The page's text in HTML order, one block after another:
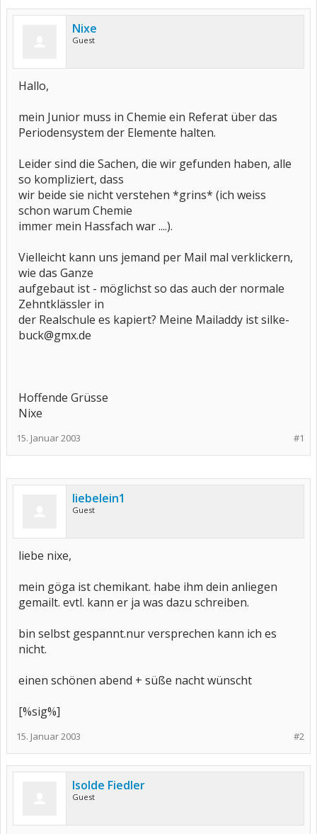
Nixe
Guest
Hallo,
mein Junior muss in Chemie ein Referat über das
Periodensystem der Elemente halten.
Leider sind die Sachen, die wir gefunden haben, alle
so kompliziert, dass
wir beide sie nicht verstehen *grins* (ich weiss
schon warum Chemie
immer mein Hassfach war ....).
Vielleicht kann uns jemand per Mail mal verklickern,
wie das Ganze
aufgebaut ist - möglichst so das auch der normale
Zehntklässler in
der Realschule es kapiert? Meine Mailaddy ist silke-
buck@gmx.de
Hoffende Grüsse
Nixe
#1
15. Januar 2003
liebelein1
Guest
liebe nixe,
mein göga ist chemikant. habe ihm dein anliegen
gemailt. evtl. kann er ja was dazu schreiben.
bin selbst gespannt.nur versprechen kann ich es
nicht.
einen schönen abend + süße nacht wünscht
[%sig%]
#2
15. Januar 2003
Isolde Fiedler
Guest